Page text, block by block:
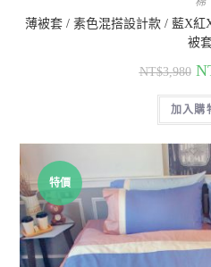
薄被套 / 素色混搭設計款 / 藍X紅
被
NT$3,980
加入購
特價